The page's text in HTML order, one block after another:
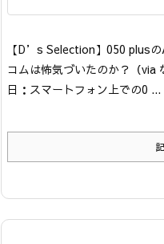
【D’s Selection】 050 plus
コムは怖気づいたのか？ （via
日：スマートフォン上での0 ...